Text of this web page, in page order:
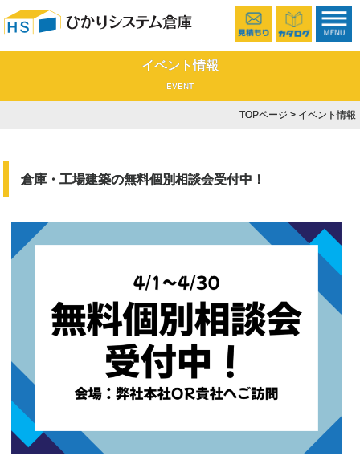
イベント情報
EVENT
TOPページ > イベント情報
倉庫・工場建築の無料個別相談会受付中！